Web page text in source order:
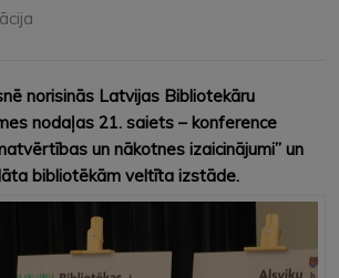
norisinās Latvijas Bibliotekāru
nodaļas 21. saiets – konference
un nākotnes izaicinājumi” un
bibliotēkām veltīta izstāde.